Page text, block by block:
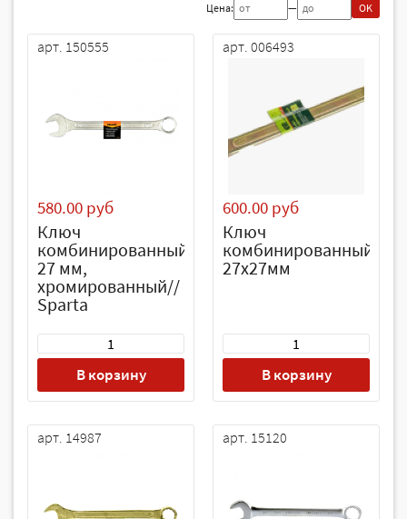
Цена: — OK
арт. 150555
580.00 руб
Ключ
комбинированный,
27 мм,
хромированный//
Sparta
В корзину
арт. 006493
600.00 руб
Ключ
комбинированный
27х27мм
В корзину
арт. 14987 арт. 15120